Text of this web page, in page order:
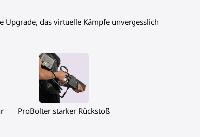
Upgrade, das virtuelle Kämpfe unvergesslich
ProBolter starker Rückstoß